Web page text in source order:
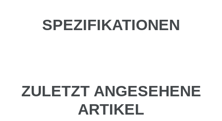
SPEZIFIKATIONEN
ZULETZT ANGESEHENE
ARTIKEL